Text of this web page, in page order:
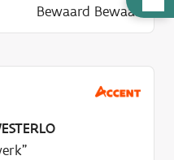
u
p
n
Bewaard Bewaar